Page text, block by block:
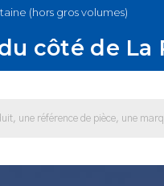
(hors gros volumes)
côté de La